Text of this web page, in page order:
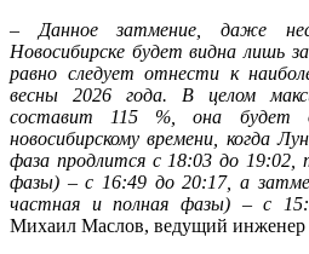
– Данное затмение, даже
Новосибирске будет видна лишь
равно следует отнести к
весны 2026 года. В целом
составит 115 %, она будет
новосибирскому времени, когда
фаза продлится с 18:03 до 19:02,
фазы) – с 16:49 до 20:17, а
частная и полная фазы) – с
Михаил Маслов, ведущий инженер